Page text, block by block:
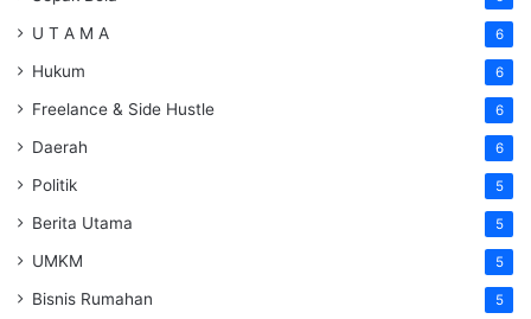
U T A M A 6
Hukum 6
Freelance & Side Hustle 6
Daerah 6
Politik 5
Berita Utama 5
UMKM 5
Bisnis Rumahan 5